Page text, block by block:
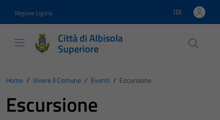
Regione Liguria Lingua attiva:
ITA
Città di Albisola
Superiore
Home / Vivere Il Comune / Eventi / Escursione
Escursione